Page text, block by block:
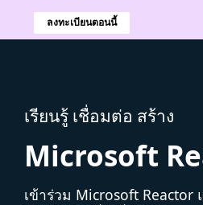
ลงทะเบียนตอนนี้
เรียนรู้ เชื่อมต่อ สร้าง
Microsoft
เข้าร่วม Microsoft